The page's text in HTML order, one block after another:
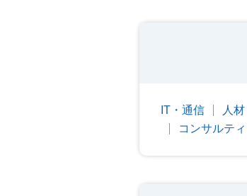
IT・通信 人
コンサルテ